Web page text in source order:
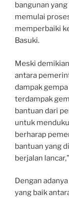
bangunan
memulai
memperbaiki
Basuki.
Meski
antara
dampak
terdampak
bantuan dari
untuk
berharap
bantuan yang
berjalan
Dengan
yang baik